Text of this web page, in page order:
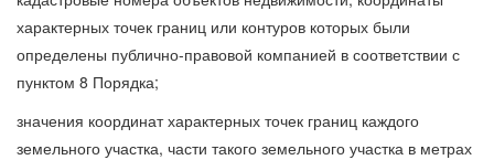
характерных точек границ или контуров которых были
определены публично-правовой компанией в соответствии с
пунктом 8 Порядка;
значения координат характерных точек границ каждого
земельного участка, части такого земельного участка в метрах